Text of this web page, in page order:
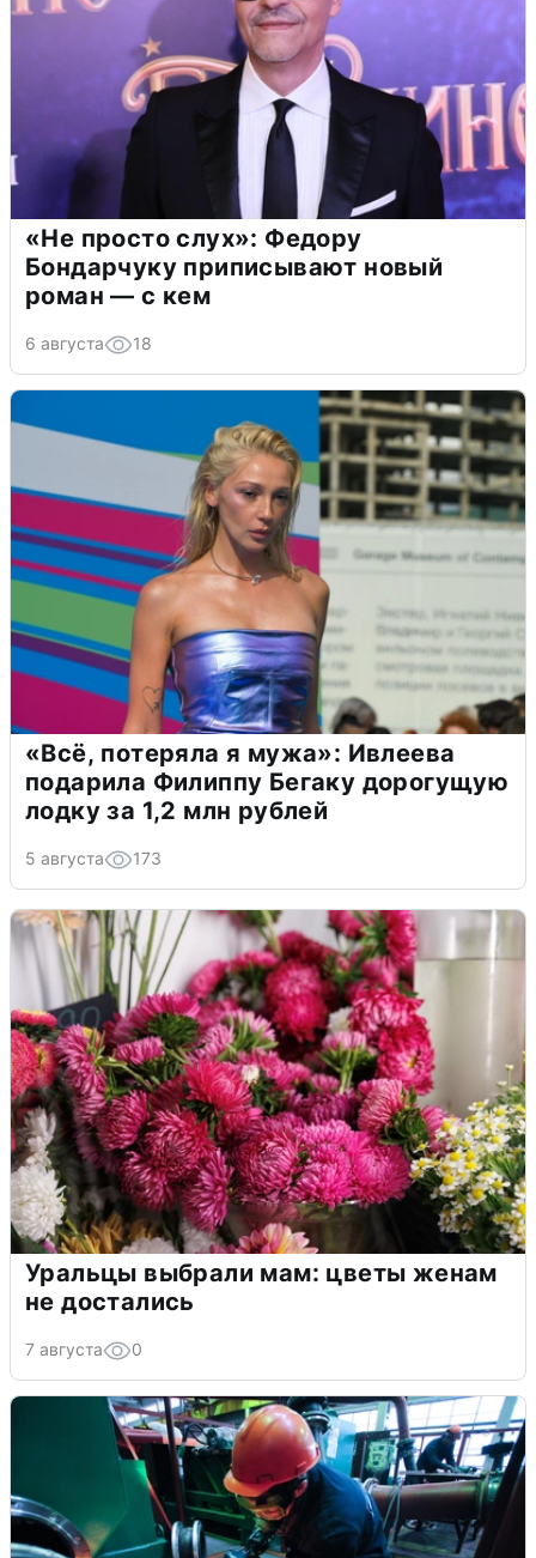
«Не просто слух»: Федору
Бондарчуку приписывают новый
роман — с кем
6 августа 18
«Всё, потеряла я мужа»: Ивлеева
подарила Филиппу Бегаку дорогущую
лодку за 1,2 млн рублей
5 августа 173
Уральцы выбрали мам: цветы женам
не достались
7 августа 0